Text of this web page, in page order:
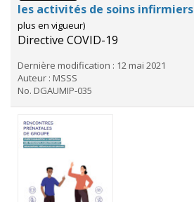
les activités de soins infirmiers
plus en vigueur)
Directive COVID-19
Dernière modification : 12 mai 2021
Auteur : MSSS
No. DGAUMIP-035